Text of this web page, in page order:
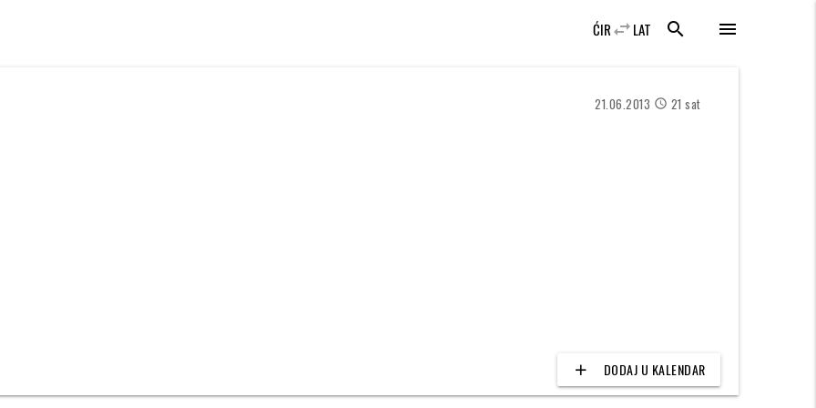
menu
search
LAT
swap_horiz
ĆIR
21.06.2013 access_time 21 sat
add DODAJ U KALENDAR